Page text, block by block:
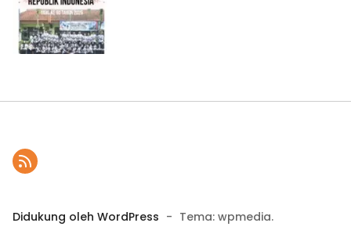
Didukung oleh WordPress - Tema: wpmedia.